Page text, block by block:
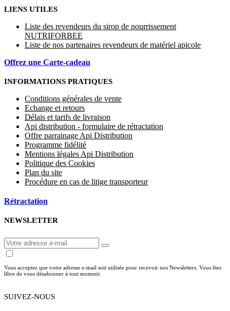
LIENS UTILES
Liste des revendeurs du sirop de nourrissement
NUTRIFORBEE
Liste de nos partenaires revendeurs de matériel apicole
Offrez une Carte-cadeau
INFORMATIONS PRATIQUES
Conditions générales de vente
Echange et retours
Délais et tarifs de livraison
Api distribution - formulaire de rétractation
Offre parrainage Api Distribution
Programme fidélité
Mentions légales Api Distribution
Politique des Cookies
Plan du site
Procédure en cas de litige transporteur
Rétractation
NEWSLETTER
Vous acceptez que votre adresse e-mail soit utilisée pour recevoir nos Newsletters. Vous êtes
libre de vous désabonner à tout moment.
SUIVEZ-NOUS